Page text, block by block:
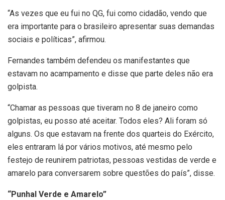
“As vezes que eu fui no QG, fui como cidadão, vendo que
era importante para o brasileiro apresentar suas demandas
sociais e políticas”, afirmou.
Fernandes também defendeu os manifestantes que
estavam no acampamento e disse que parte deles não era
golpista.
“Chamar as pessoas que tiveram no 8 de janeiro como
golpistas, eu posso até aceitar. Todos eles? Ali foram só
alguns. Os que estavam na frente dos quarteis do Exército,
eles entraram lá por vários motivos, até mesmo pelo
festejo de reunirem patriotas, pessoas vestidas de verde e
amarelo para conversarem sobre questões do país”, disse.
“Punhal Verde e Amarelo”